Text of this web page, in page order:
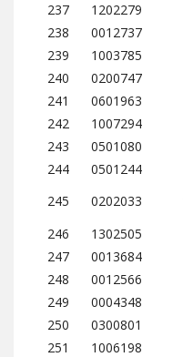
237
1202279
238
0012737
239
1003785
240
0200747
241
0601963
242
1007294
243
0501080
244
0501244
245
0202033
246
1302505
247
0013684
248
0012566
249
0004348
250
0300801
251
1006198